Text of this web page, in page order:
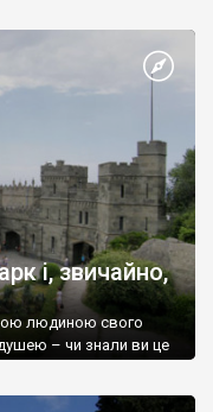
і, звичайно,
людиною свого
– чи знали ви це